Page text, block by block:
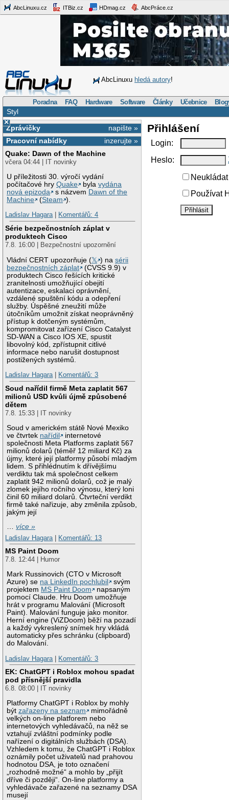
AbcLinuxu.cz ITBiz.cz HDmag.cz AbcPráce.cz
AbcLinuxu hledá autory!
Poradna FAQ Hardware Software Články Učebnice
Styl
×
napište »
Zprávičky
inzerujte »
Pracovní nabídky
Quake: Dawn of the Machine
včera 04:44 | IT novinky
U příležitosti 30. výročí vydání
počítačové hryQuake bylavydána
nová epizoda
s názvem Dawn of the
Machine
(Steam ).
Ladislav Hagara| Komentářů: 4
Série bezpečnostních záplat v
produktech Cisco
7.8. 16:00 | Bezpečnostní upozornění
Vládní CERT upozorňuje (𝕏 ) nasérii
bezpečnostních záplat
(CVSS 9.9) v
produktech Cisco řešících kritické
zranitelnosti umožňující obejití
autentizace, eskalaci oprávnění,
vzdálené spuštění kódu a odepření
služby. Úspěšné zneužití může
útočníkům umožnit získat neoprávněný
přístup k dotčeným systémům,
kompromitovat zařízení Cisco Catalyst
SD-WAN a Cisco IOS XE, spustit
libovolný kód, zpřístupnit citlivé
informace nebo narušit dostupnost
postižených systémů.
Ladislav Hagara| Komentářů: 3
Soud nařídil firmě Meta zaplatit 567
milionů USD kvůli újmě způsobené
dětem
7.8. 15:33 | IT novinky
Soud v americkém státě Nové Mexiko
ve čtvrtek nařídil
internetové
společnosti Meta Platforms zaplatit 567
milionů dolarů (téměř 12 miliard Kč) za
újmy, které její platformy působí mladým
lidem. S přihlédnutím k dřívějšímu
verdiktu tak má společnost celkem
zaplatit 942 milionů dolarů, což je malý
zlomek jejího ročního výnosu, který loni
činil 60 miliard dolarů. Čtvrteční verdikt
firmě také nařizuje, aby změnila způsob,
jakým její
…více »
Ladislav Hagara
Komentářů: 13
MS Paint Doom
7.8. 12:44 | Humor
Mark Russinovich (CTO v Microsoft
Azure) se na LinkedIn pochlubil
svým
projektem MS Paint Doom
napsaným
pomocí Claude. Hru Doom umožňuje
hrát v programu Malování (Microsoft
Paint). Malování funguje jako monitor.
Herní engine (ViZDoom) běží na pozadí
a každý vykreslený snímek hry vkládá
automaticky přes schránku (clipboard)
do Malování.
Ladislav Hagara
Komentářů: 3
EK: ChatGPT i Roblox mohou spadat
pod přísnější pravidla
6.8. 08:00 | IT novinky
Platformy ChatGPT i Roblox by mohly
býtzařazeny na seznam
mimořádně
velkých on-line platforem nebo
internetových vyhledávačů, na něž se
vztahují zvláštní podmínky podle
nařízení o digitálních službách (DSA).
Vzhledem k tomu, že ChatGPT i Roblox
oznámily počet uživatelů nad prahovou
hodnotou DSA, je toto označení
„rozhodně možné“ a mohlo by „přijít
dříve či později“. On-line platformy a
vyhledávače zařazené na seznamy DSA
musejí
Přihlášení
Login:
Heslo:
Používat